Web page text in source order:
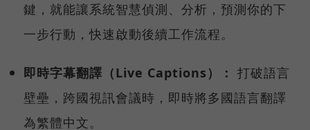
鍵，就能讓系統智慧偵測、分析，預測你的下
一步行動，快速啟動後續工作流程。
即時字幕翻譯（Live Captions）： 打破語言
壁壘，跨國視訊會議時，即時將多國語言翻譯
為繁體中文。